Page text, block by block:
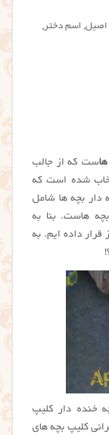
اصیل, اسم دختر ,
ست که از جالب
شده است که
دار بچه ها شامل
هاست. بنا به
قرار داده ایم. به
خنده دار کلیپ
کلیپ بچه های